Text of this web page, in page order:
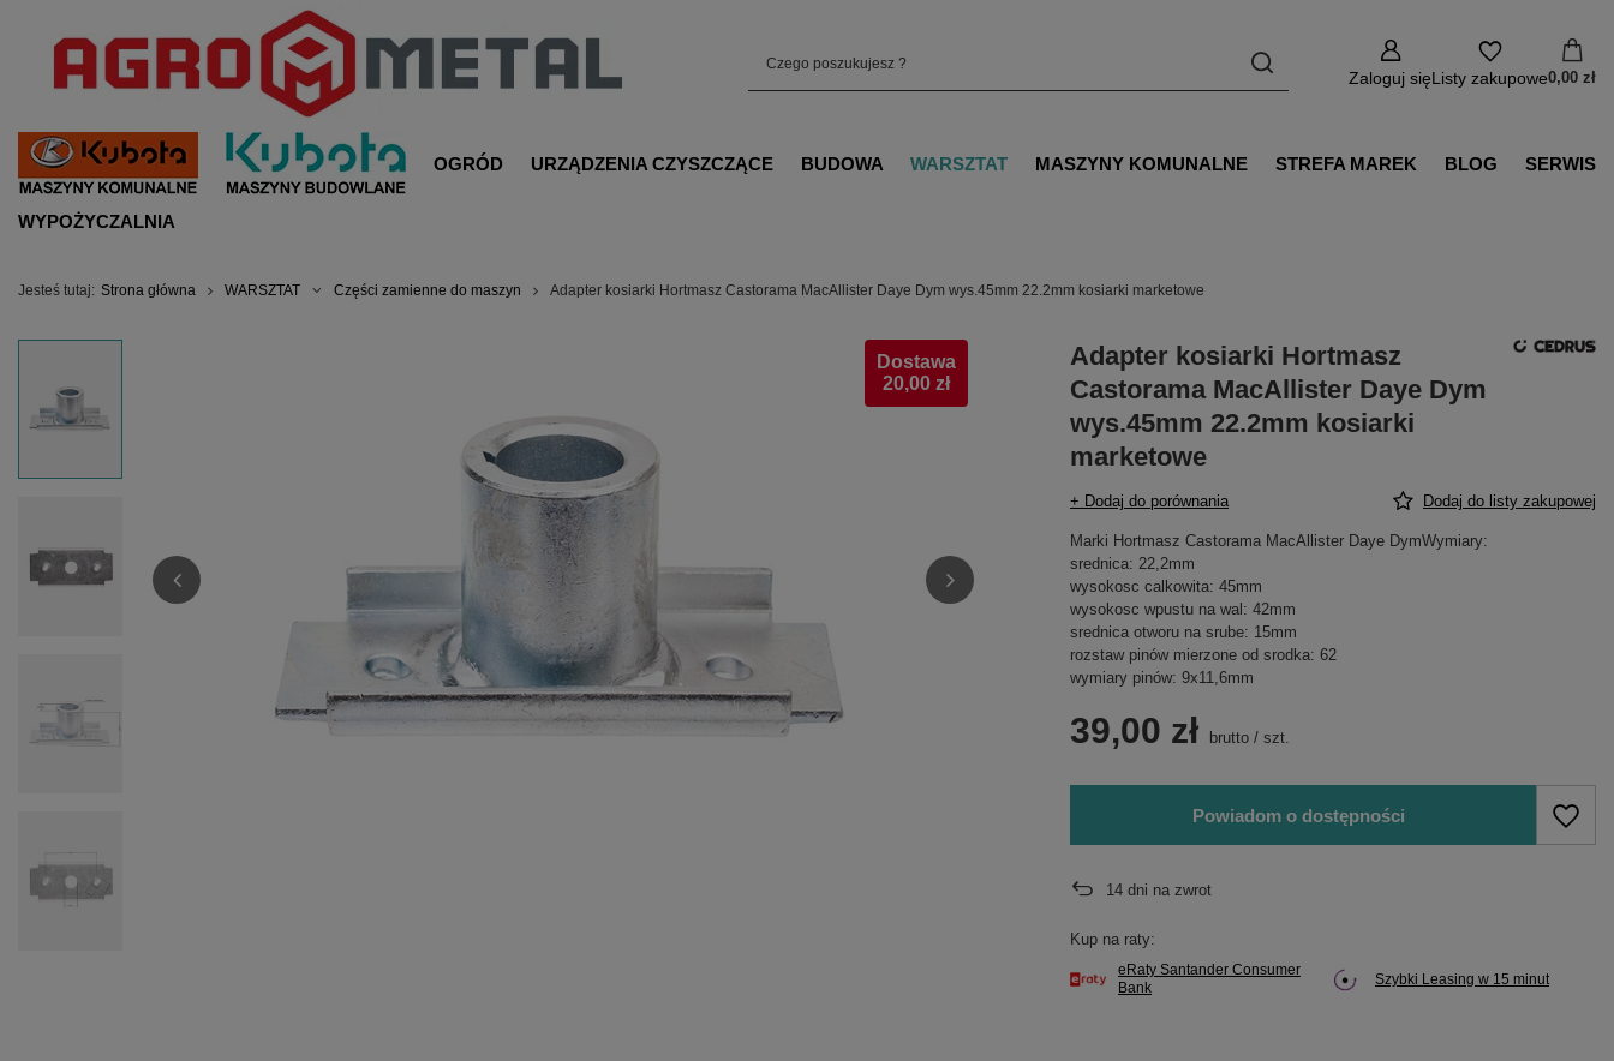
Zaloguj sięListy zakupowe0,00 zł
OGRÓD URZĄDZENIA CZYSZCZĄCE BUDOWA WARSZTAT MASZYNY KOMUNALNE STREFA MAREK BLOG SERWIS
WYPOŻYCZALNIA
Jesteś tutaj: Strona główna WARSZTAT Części zamienne do maszyn Adapter kosiarki Hortmasz Castorama MacAllister Daye Dym wys.45mm 22.2mm kosiarki marketowe
Dostawa
20,00 zł
Adapter kosiarki Hortmasz
Castorama MacAllister Daye Dym
wys.45mm 22.2mm kosiarki
marketowe
+ Dodaj do porównania Dodaj do listy zakupowej
Marki Hortmasz Castorama MacAllister Daye DymWymiary:
srednica: 22,2mm
wysokosc calkowita: 45mm
wysokosc wpustu na wal: 42mm
srednica otworu na srube: 15mm
rozstaw pinów mierzone od srodka: 62
wymiary pinów: 9x11,6mm
39,00 zł brutto /szt.
Powiadom o dostępności
14 dni na zwrot
Kup na raty:
eRaty Santander Consumer
Bank
Szybki Leasing w 15 minut